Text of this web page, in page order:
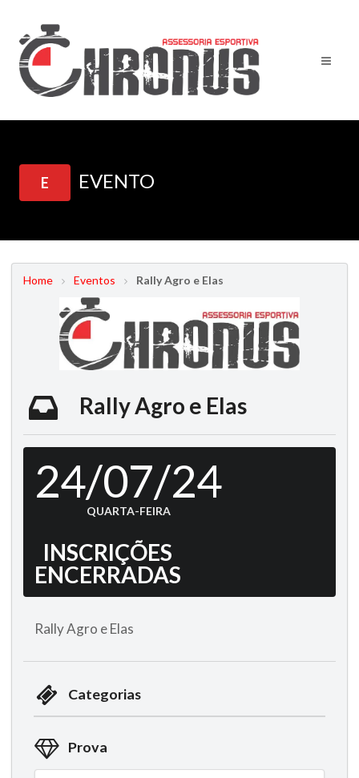
E EVENTO
Home Eventos Rally Agro e Elas
Rally Agro e Elas
24/07/24
QUARTA-FEIRA
INSCRIÇÕES
ENCERRADAS
Rally Agro e Elas
Categorias
Prova